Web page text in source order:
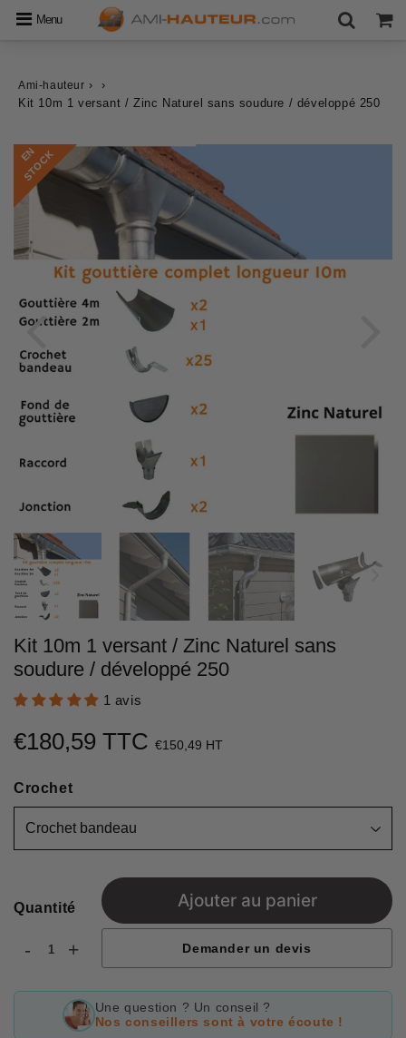
Menu
Ami-hauteur ›
›
Kit 10m 1 versant / Zinc Naturel sans soudure / développé 250
E
N
S
T
O
C
K
Kit 10m 1 versant / Zinc Naturel sans
soudure / développé 250
1 avis
€180,59 TTC €150,49 HT
price
Crochet
Quantité
- +
Ajouter au panier
Demander un devis
Une question ? Un conseil ?
Nos conseillers sont à votre écoute !